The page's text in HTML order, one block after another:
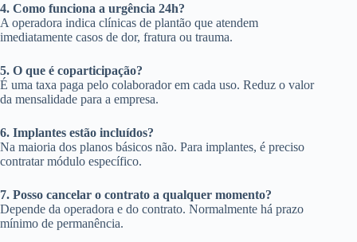
4. Como funciona a urgência 24h?
A operadora indica clínicas de plantão que atendem
imediatamente casos de dor, fratura ou trauma.
5. O que é coparticipação?
É uma taxa paga pelo colaborador em cada uso. Reduz o valor
da mensalidade para a empresa.
6. Implantes estão incluídos?
Na maioria dos planos básicos não. Para implantes, é preciso
contratar módulo específico.
7. Posso cancelar o contrato a qualquer momento?
Depende da operadora e do contrato. Normalmente há prazo
mínimo de permanência.